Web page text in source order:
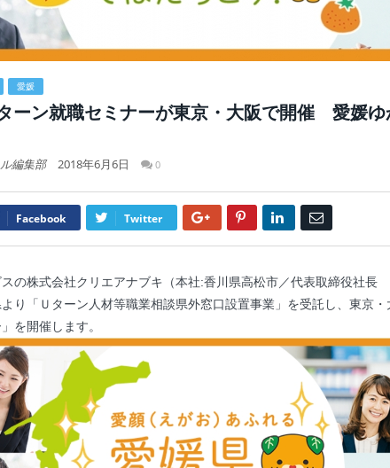
愛媛
ーン就職セミナーが東京・大阪で開催 愛媛ゆ
編集部 2018年6月6日 0
Facebook Twitter Google+ Pinterest LinkedIn
の株式会社クリエアナブキ（本社:香川県高松市／代表取締役社長
り「Ｕターン人材等職業相談県外窓口設置事業」を受託し、東京
を開催します。